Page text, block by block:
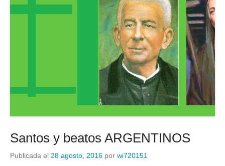
Santos y beatos ARGENTINOS
Publicada el 28 agosto, 2016 por wi720151